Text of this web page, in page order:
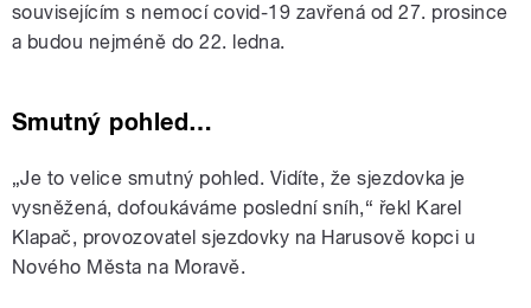
souvisejícím s nemocí covid-19 zavřená od 27. prosince
a budou nejméně do 22. ledna.
Smutný pohled…
„Je to velice smutný pohled. Vidíte, že sjezdovka je
vysněžená, dofoukáváme poslední sníh,“ řekl Karel
Klapač, provozovatel sjezdovky na Harusově kopci u
Nového Města na Moravě.